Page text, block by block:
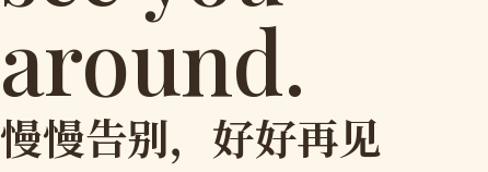
around.
慢慢告别，好好再见